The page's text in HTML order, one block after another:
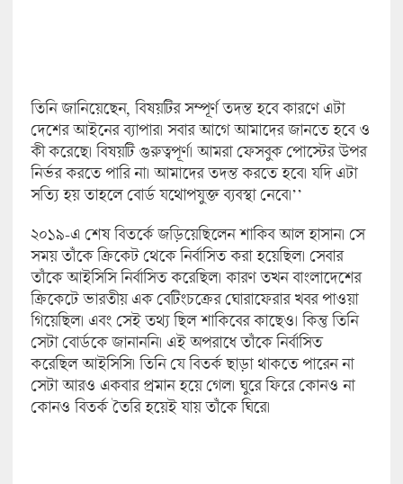
তিনি জানিয়েছেন, বিষয়টির সম্পূর্ণ তদন্ত হবে কারণে এটা
দেশের আইনের ব্যাপার। সবার আগে আমাদের জানতে হবে ও
কী করেছে। বিষয়টি গুরুত্বপূর্ণ। আমরা ফেসবুক পোস্টের উপর
নির্ভর করতে পারি না। আমাদের তদন্ত করতে হবে। যদি এটা
সত্যি হয় তাহলে বোর্ড যথোপযুক্ত ব্যবস্থা নেবে।’’
২০১৯-এ শেষ বিতর্কে জড়িয়েছিলেন শাকিব আল হাসান। সে
সময় তাঁকে ক্রিকেট থেকে নির্বাসিত করা হয়েছিল। সেবার
তাঁকে আইসিসি নির্বাসিত করেছিল। কারণ তখন বাংলাদেশের
ক্রিকেটে ভারতীয় এক বেটিংচক্রের ঘোরাফেরার খবর পাওয়া
গিয়েছিল। এবং সেই তথ্য ছিল শাকিবের কাছেও। কিন্তু তিনি
সেটা বোর্ডকে জানাননি। এই অপরাধে তাঁকে নির্বাসিত
করেছিল আইসিসি। তিনি যে বিতর্ক ছাড়া থাকতে পারেন না
সেটা আরও একবার প্রমান হয়ে গেল। ঘুরে ফিরে কোনও না
কোনও বিতর্ক তৈরি হয়েই যায় তাঁকে ঘিরে।